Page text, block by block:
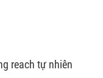
reach tự nhiên